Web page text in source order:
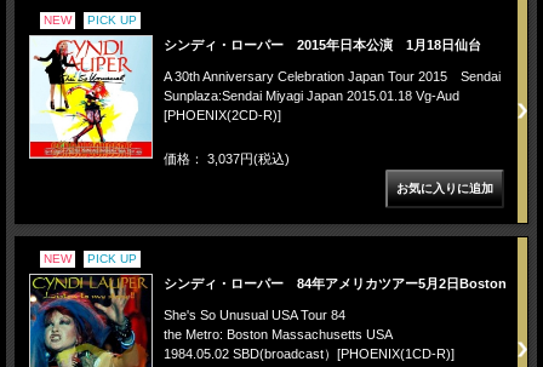
NEW PICK UP
シンディ・ローパー 2015年日本公演 1月18日仙台
A 30th Anniversary Celebration Japan Tour 2015 Sendai
Sunplaza:Sendai Miyagi Japan 2015.01.18 Vg-Aud
[PHOENIX(2CD-R)]
価格： 3,037円(税込)
NEW PICK UP
シンディ・ローパー 84年アメリカツアー5月2日Boston
She's So Unusual USA Tour 84
the Metro: Boston Massachusetts USA
1984.05.02 SBD(broadcast）[PHOENIX(1CD-R)]